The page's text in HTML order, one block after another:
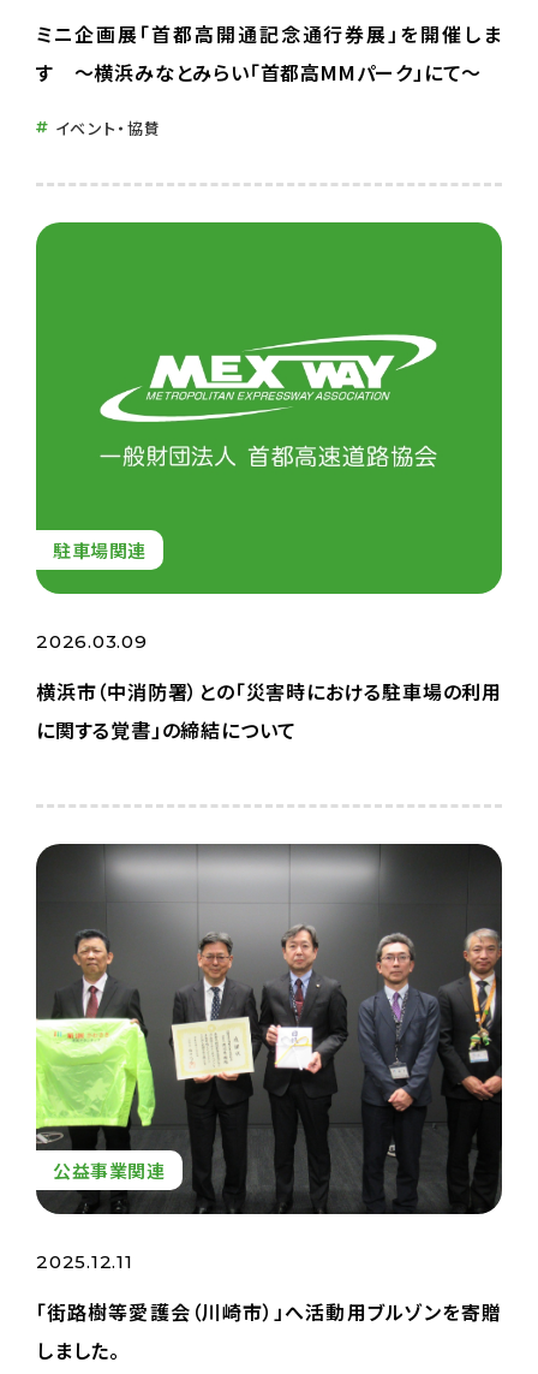
ミニ企画展「首都高開通記念通行券展」を開催しま
す ～横浜みなとみらい「首都高MMパーク」にて～
イベント・協賛
駐車場関連
2026.03.09
横浜市（中消防署）との「災害時における駐車場の利用
に関する覚書」の締結について
公益事業関連
2025.12.11
「街路樹等愛護会（川崎市）」へ活動用ブルゾンを寄贈
しました。